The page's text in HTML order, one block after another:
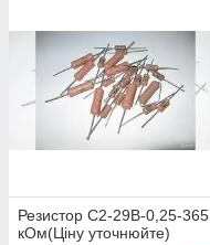
Резистор С2-29В-0,25-365
кОм(Ціну уточнюйте)